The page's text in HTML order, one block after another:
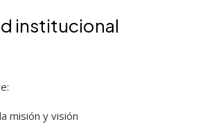
institucional
misión y visión